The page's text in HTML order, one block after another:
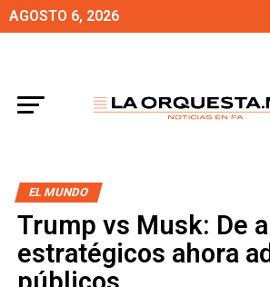
AGOSTO 6, 2026
EL MUNDO
Trump vs Musk: De
estratégicos ahora